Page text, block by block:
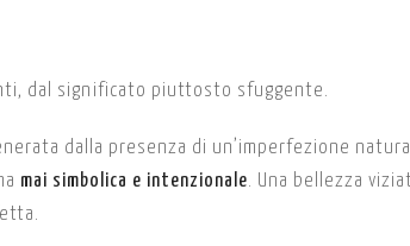
dal significato piuttosto sfuggente.
dalla presenza di un’imperfezione
mai simbolica e intenzionale. Una bellezza